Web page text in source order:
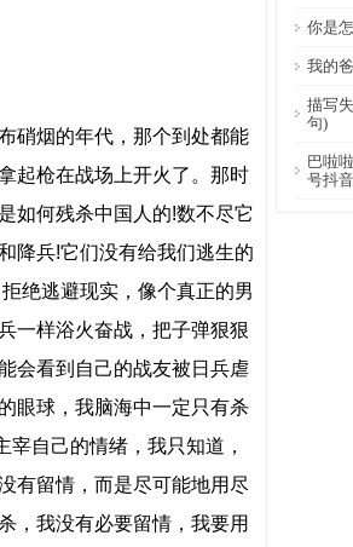
硝烟的年代，那个到处都能
起枪在战场上开火了。那时
如何残杀中国人的!数不尽它
降兵!它们没有给我们逃生的
绝逃避现实，像个真正的男
一样浴火奋战，把子弹狠狠
会看到自己的战友被日兵虐
眼球，我脑海中一定只有杀
自己的情绪，我只知道，
有留情，而是尽可能地用尽
，我没有必要留情，我要用
你是
我的
描写
句)
巴啦
号抖